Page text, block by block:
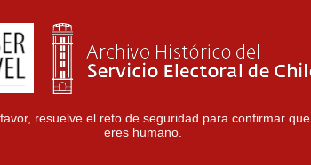
resuelve el reto de seguridad para confirmar que
eres humano.